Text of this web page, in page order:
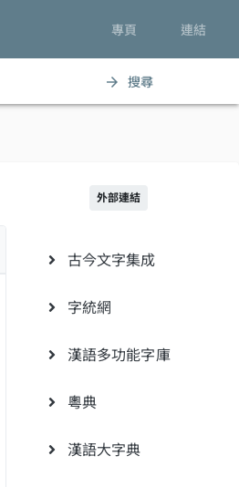
專頁 連結
arrow_forward 搜尋
外部連結
古今文字集成
字統網
漢語多功能字庫
粵典
漢語大字典